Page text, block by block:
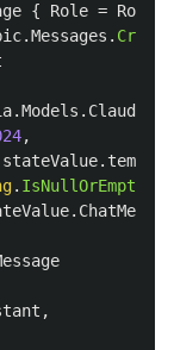
{ Role = Roles
.Messages .
.Models .
,
stateValue.
. IsNullOrEmpty
.
,